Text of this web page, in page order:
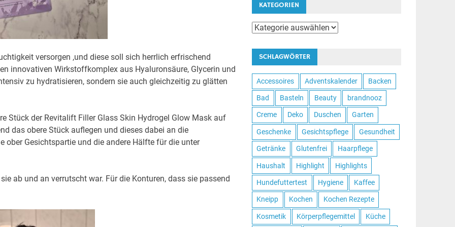
versorgen ,und diese soll sich herrlich erfrischend
innovativen Wirkstoffkomplex aus Hyaluronsäure, Glycerin und
zu hydratisieren, sondern sie auch gleichzeitig zu glätten
Stück der Revitalift Filler Glass Skin Hydrogel Glow Mask auf
das obere Stück auflegen und dieses dabei an die
ober Gesichtspartie und die andere Hälfte für die unter
ab und an verrutscht war. Für die Konturen, dass sie passend
KATEGORIEN
Kategorien
SCHLAGWÖRTER
Accessoires Adventskalender Backen
Bad Basteln Beauty brandnooz
Creme Deko Duschen Garten
Geschenke Gesichtspflege Gesundheit
Getränke Glutenfrei Haarpflege
Haushalt Highlight Highlights
Hundefuttertest Hygiene Kaffee
Kneipp Kochen Kochen Rezepte
Kosmetik Körperpflegemittel Küche